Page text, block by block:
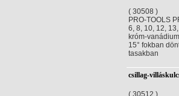
( 30508 )
PRO-TOOLS
6, 8, 10, 12,
króm-
15° fokban
tasakban
csillag-
( 30512 )